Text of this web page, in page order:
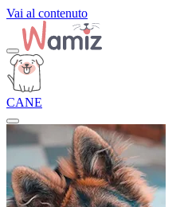
Vai al contenuto
CANE